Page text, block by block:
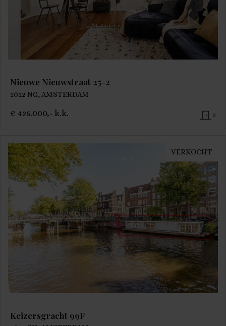
Nieuwe Nieuwstraat 25-2
1012 NG, AMSTERDAM
€ 425.000,- k.k. 3
VERKOCHT
Keizersgracht 99F